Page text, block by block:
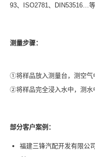
93、ISO2781、DIN53516…
测量步骤：
①将样品放入测量台，测空气
②将样品完全浸入水中，测水
部分客户案例 ：
福建三锋汽配开